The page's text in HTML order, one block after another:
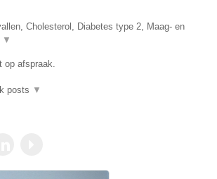
Cholesterol, Diabetes type 2, Maag- en
▼
op afspraak.
posts ▼